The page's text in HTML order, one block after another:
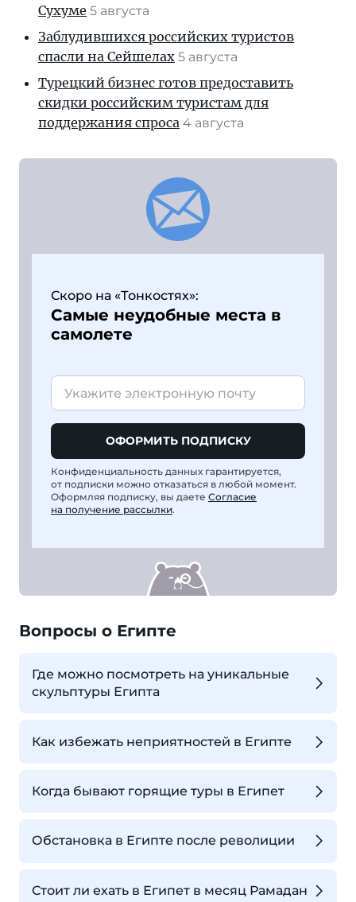
Сухуме 5 августа
Заблудившихся российских туристов
спасли на Сейшелах 5 августа
Турецкий бизнес готов предоставить
скидки российским туристам для
поддержания спроса 4 августа
Скоро на «Тонкостях»:
Самые неудобные места в
самолете
ОФОРМИТЬ ПОДПИСКУ
Конфиденциальность данных гарантируется,
от подписки можно отказаться в любой момент.
Оформляя подписку, вы даете Согласие
на получение рассылки.
Вопросы о Египте
Где можно посмотреть на уникальные
скульптуры Египта
Как избежать неприятностей в Египте
Когда бывают горящие туры в Египет
Обстановка в Египте после револиции
Стоит ли ехать в Египет в месяц Рамадан